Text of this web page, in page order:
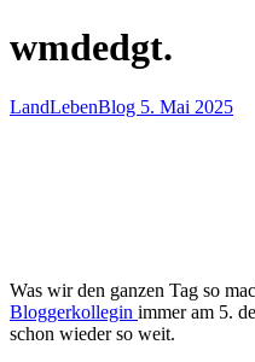
wmdedgt.
LandLebenBlog 5. Mai 2025
Was wir den ganzen Tag so
Bloggerkollegin immer am 5.
schon wieder so weit.